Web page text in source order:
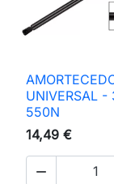
UNIVERSAL -
550N
14,49 €
